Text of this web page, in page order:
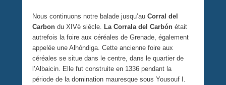
Nous continuons notre balade jusqu’au Corral del
Carbon du XIVè siécle. La Corrala del Carbón était
autrefois la foire aux céréales de Grenade, également
appelée une Alhóndiga. Cette ancienne foire aux
céréales se situe dans le centre, dans le quartier de
l’Albaicin. Elle fut construite en 1336 pendant la
période de la domination mauresque sous Yousouf I.